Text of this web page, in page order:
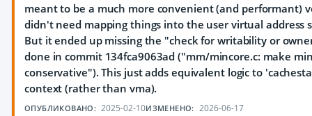
meant to be a much more convenient (and performant)
didn't need mapping things into the user virtual address
But it ended up missing the "check for writability or
done in commit 134fca9063ad ("mm/mincore.c: make
conservative"). This just adds equivalent logic to
context (rather than vma).
ОПУБЛИКОВАНО: 2025-02-10ИЗМЕНЕНО: 2026-06-17